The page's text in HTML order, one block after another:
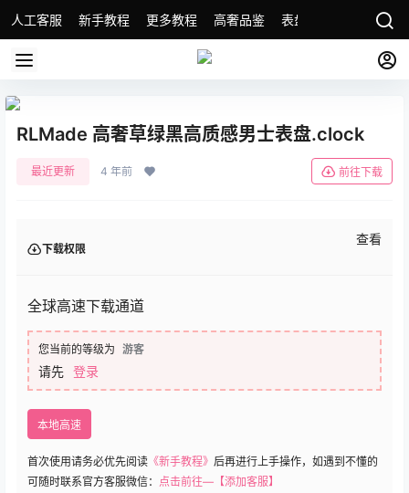
人工客服 新手教程 更多教程 高奢品鉴 表盘精选 名表故事
RLMade 高奢草绿黑高质感男士表盘.clock
最近更新 4 年前 前往下载
下载权限
查看
全球高速下载通道
您当前的等级为 游客
请先 登录
本地高速
首次使用请务必优先阅读 《新手教程》 后再进行上手操作，如遇到不懂的
可随时联系官方客服微信： 点击前往—【添加客服】